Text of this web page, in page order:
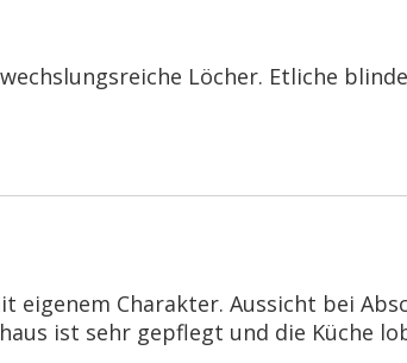
Löcher. Etliche
eigenem Charakter. Aussicht bei
ist sehr gepflegt und die Küche